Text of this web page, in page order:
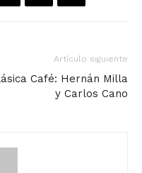
Artículo siguiente
Café: Hernán Milla
y Carlos Cano